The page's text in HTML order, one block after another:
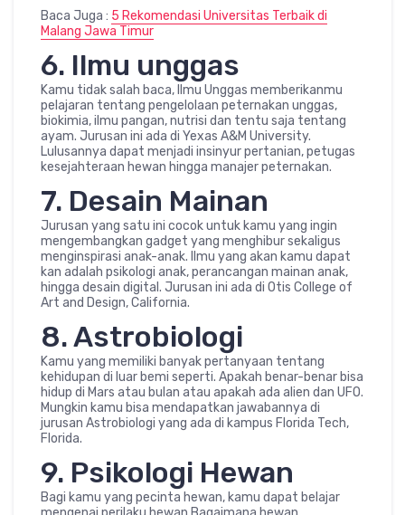
Baca Juga : 5 Rekomendasi Universitas Terbaik di
Malang Jawa Timur
6. Ilmu unggas
Kamu tidak salah baca, Ilmu Unggas memberikanmu
pelajaran tentang pengelolaan peternakan unggas,
biokimia, ilmu pangan, nutrisi dan tentu saja tentang
ayam. Jurusan ini ada di Yexas A&M University.
Lulusannya dapat menjadi insinyur pertanian, petugas
kesejahteraan hewan hingga manajer peternakan.
7. Desain Mainan
Jurusan yang satu ini cocok untuk kamu yang ingin
mengembangkan gadget yang menghibur sekaligus
menginspirasi anak-anak. Ilmu yang akan kamu dapat
kan adalah psikologi anak, perancangan mainan anak,
hingga desain digital. Jurusan ini ada di Otis College of
Art and Design, California.
8. Astrobiologi
Kamu yang memiliki banyak pertanyaan tentang
kehidupan di luar bemi seperti. Apakah benar-benar bisa
hidup di Mars atau bulan atau apakah ada alien dan UFO.
Mungkin kamu bisa mendapatkan jawabannya di
jurusan Astrobiologi yang ada di kampus Florida Tech,
Florida.
9. Psikologi Hewan
Bagi kamu yang pecinta hewan, kamu dapat belajar